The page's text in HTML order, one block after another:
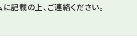
記載の上、ご連絡ください。